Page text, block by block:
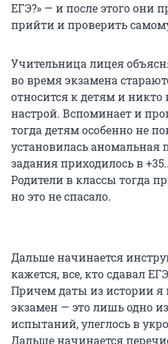
ЕГЭ?» — и после этого они
прийти и проверить
Учительница лицея
во время экзамена
относится к детям и никто
настрой. Вспоминает и
тогда детям особенно не
установилась аномальная
задания приходилось в
Родители в классы тогда
но это не спасало.
Дальше начинается
кажется, все, кто сдавал
Причем даты из истории я
экзамен — это лишь одно
испытаний, улеглось в
Дальше начинается